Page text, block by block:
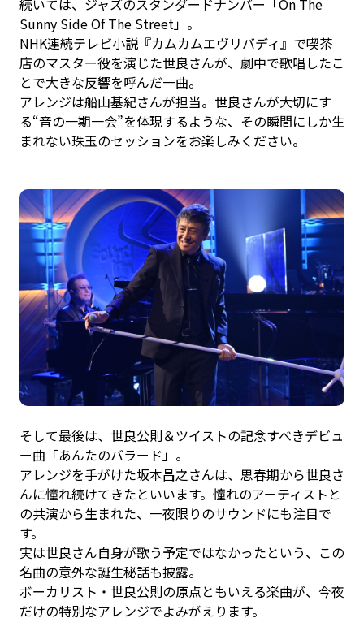
続いては、ジャズのスタンダードナンバー「On The
Sunny Side Of The Street」。
NHK連続テレビ小説『カムカムエヴリバディ』で喫茶
店のマスター役を演じた世良さんが、劇中で歌唱したこ
とで大きな反響を呼んだ一曲。
アレンジは船山基紀さんが担当。世良さんが大切にす
る“音の一期一会”を体現するような、その瞬間にしか生
まれない珠玉のセッションをお楽しみください。
そして最後は、世良公則＆ツイストの記念すべきデビュ
ー曲「あんたのバラード」。
アレンジを手がけた坂本昌之さんは、思春期から世良さ
んに憧れ続けてきたといいます。憧れのアーティストと
の共演から生まれた、一夜限りのサウンドにも注目で
す。
実は世良さん自身が歌う予定ではなかったという、この
名曲の意外な誕生秘話も披露。
ボーカリスト・世良公則の原点ともいえる楽曲が、今夜
だけの特別なアレンジでよみがえります。